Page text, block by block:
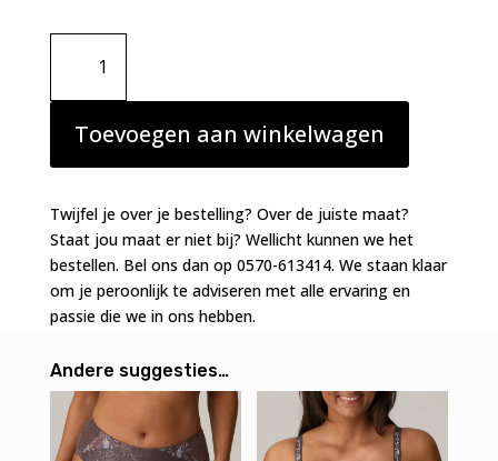
PrimaDonna
Mohala
hoge
taille
slip
eye
aantal
Toevoegen aan winkelwagen
Twijfel je over je bestelling? Over de juiste maat?
Staat jou maat er niet bij? Wellicht kunnen we het
bestellen. Bel ons dan op 0570-613414. We staan klaar
om je peroonlijk te adviseren met alle ervaring en
passie die we in ons hebben.
Andere suggesties…